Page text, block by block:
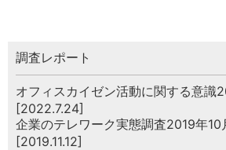
調査レポート
オフィスカイゼン活動に関する意識
[2022.7.24]
企業のテレワーク実態調査2019年10
[2019.11.12]